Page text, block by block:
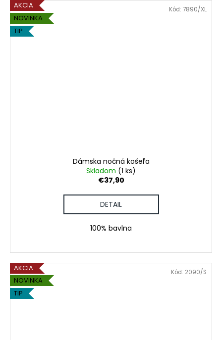
AKCIA
NOVINKA
TIP
Dámska nočná košeľa
Skladom (1 ks)
€37,90
DETAIL
100% bavlna
Kód: 7890/XL
AKCIA
NOVINKA
TIP
Kód: 2090/S